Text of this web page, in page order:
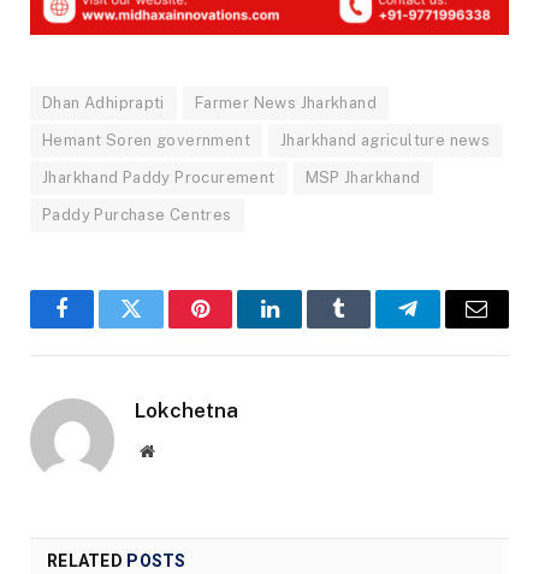
Dhan Adhiprapti Farmer News Jharkhand
Hemant Soren government Jharkhand agriculture news
Jharkhand Paddy Procurement MSP Jharkhand
Paddy Purchase Centres
FacebookTwitter PinterestLinkedInTumblr TelegramEmail
Lokchetna
Website
RELATED POSTS